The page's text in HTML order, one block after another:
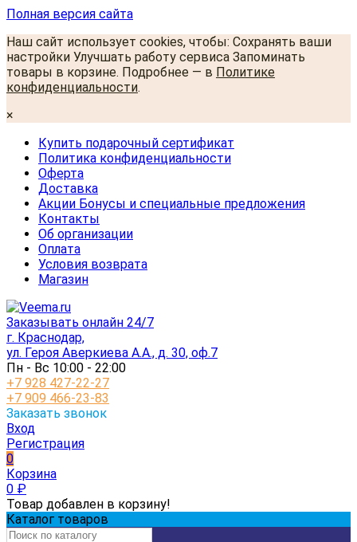
Полная версия сайта
Наш сайт использует cookies, чтобы: Сохранять ваши
настройки Улучшать работу сервиса Запоминать
товары в корзине. Подробнее — в Политике
конфиденциальности.
×
Купить подарочный сертификат
Политика конфиденциальности
Оферта
Доставка
Акции Бонусы и специальные предложения
Контакты
Об организации
Оплата
Условия возврата
Магазин
Заказывать онлайн 24/7
г. Краснодар,
ул. Героя Аверкиева А.А., д. 30, оф.7
Пн - Вс 10:00 - 22:00
+7 928 427-22-27
+7 909 466-23-83
Заказать звонок
Вход
Регистрация
0
Корзина
0 ₽
Товар добавлен в корзину!
Каталог товаров